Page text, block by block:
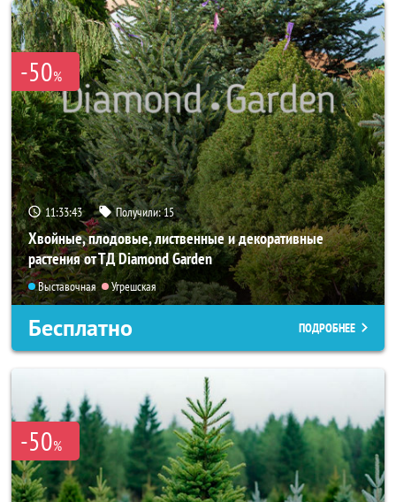
-50%
11:33:41 Получили:15
Хвойные, плодовые, лиственные и декоративные
растения от ТД Diamond Garden
Выставочная Угрешская
Бесплатно ПОДРОБНЕЕ
-50%